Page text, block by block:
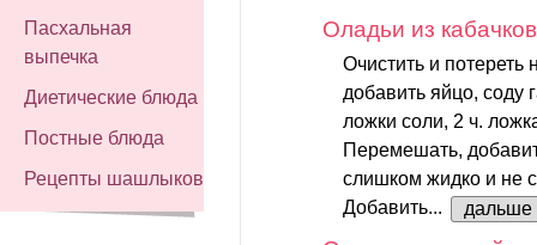
Пасхальная
выпечка
Диетические блюда
Постные блюда
Рецепты шашлыков
Оладьи из
Очистить и потереть
добавить яйцо, соду
ложки соли, 2 ч.
Перемешать,
слишком жидко и не
Добавить...
дальше